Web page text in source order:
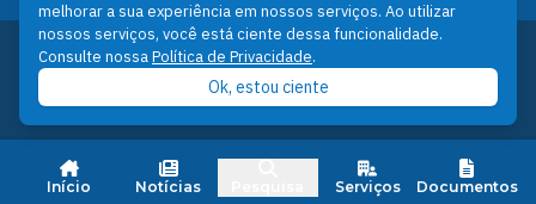
Início Notícias Serviços Documentos
Desenvolvido pelo Núcleo Técnico de Gestão de
Tecnologia da Informação - NTI
Prefeitura de Santarém © 2026
melhorar a sua experiência em nossos serviços. Ao utilizar
nossos serviços, você está ciente dessa funcionalidade.
Consulte nossaPolítica de Privacidade.
Ok, estou ciente